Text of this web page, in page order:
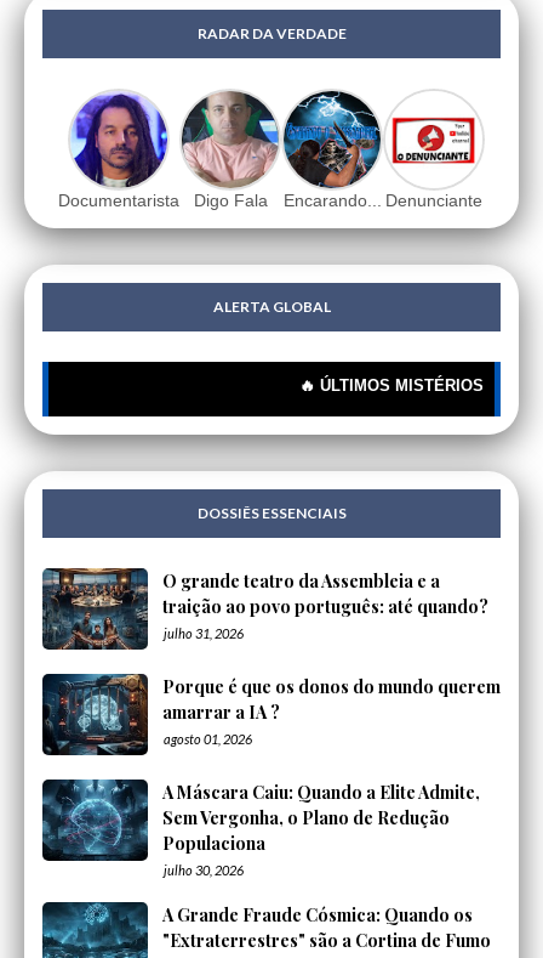
RADAR DA VERDADE
Documentarista Digo Fala Encarando... Denunciante
ALERTA GLOBAL
🔥 ÚLTIMOS MISTÉRIOS: 🔍
DOSSIÊS ESSENCIAIS
O grande teatro da Assembleia e a
traição ao povo português: até quando?
julho 31, 2026
Porque é que os donos do mundo querem
amarrar a IA ?
agosto 01, 2026
A Máscara Caiu: Quando a Elite Admite,
Sem Vergonha, o Plano de Redução
Populaciona
julho 30, 2026
A Grande Fraude Cósmica: Quando os
"Extraterrestres" são a Cortina de Fumo